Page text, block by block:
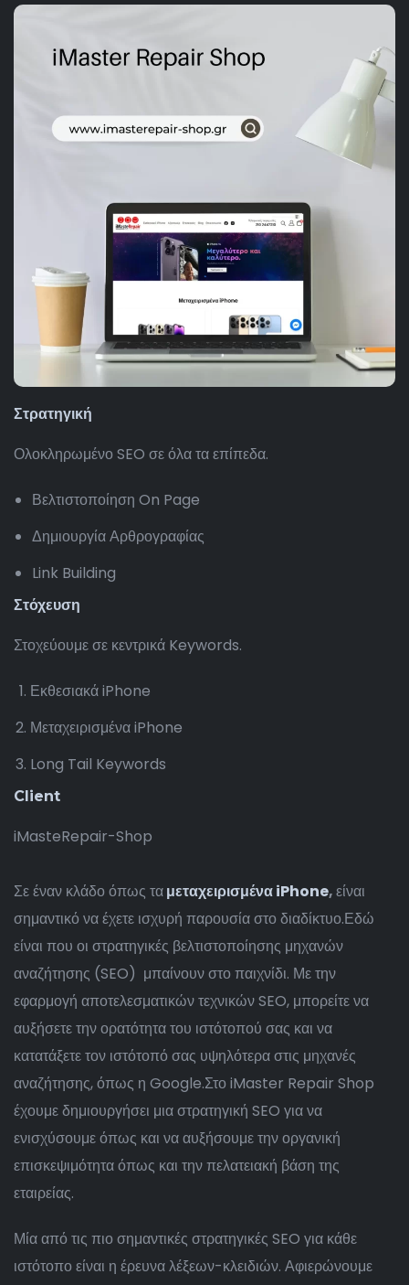
Στρατηγική
Ολοκληρωμένο SEO σε όλα τα επίπεδα.
Βελτιστοποίηση On Page
Δημιουργία Αρθρογραφίας
Link Building
Στόχευση
Στοχεύουμε σε κεντρικά Keywords.
Εκθεσιακά iPhone
Μεταχειρισμένα iPhone
Long Tail Keywords
Client
iMasteRepair-Shop
Σεέναν κλάδο όπως ταμεταχειρισμένα iPhone,είναι
σημαντικόναέχετε ισχυρή παρουσίαστοδιαδίκτυο.Εδώ
είναι που οι στρατηγικές βελτιστοποίησης μηχανών
αναζήτησης (SEO) μπαίνουν στο παιχνίδι. Με την
εφαρμογή αποτελεσματικών τεχνικώνSEO, μπορείτενα
αυξήσετετηνορατότητατου ιστότοπού σας και να
κατατάξετετον ιστότοπόσας υψηλότεραστις μηχανές
αναζήτησης,όπως η Google.ΣτοiMaster Repair Shop
έχουμεδημιουργήσει μια στρατηγική SEO γιανα
ενισχύσουμε όπως και να αυξήσουμετηνοργανική
επισκεψιμότητα όπως και τηνπελατειακή βάση της
εταιρείας.
Μία από τις πιο σημαντικές στρατηγικές SEO για κάθε
ιστότοπο είναι η έρευνα λέξεων-κλειδιών. Αφιερώνουμε